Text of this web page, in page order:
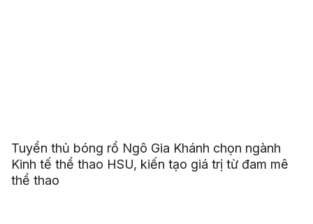
Tuyển thủ bóng rổ Ngô Gia Khánh chọn ngành
Kinh tế thể thao HSU, kiến tạo giá trị từ đam mê
thể thao